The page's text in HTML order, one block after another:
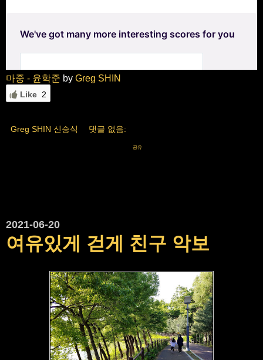
마중 - 윤학준 by Greg SHIN
Like 2
Greg SHIN 신승식 댓글 없음:
공유
2021-06-20
여유있게 걷게 친구 악보